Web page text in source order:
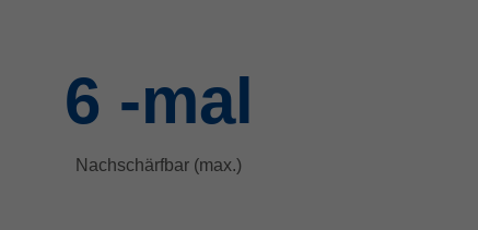
6 -mal
Nachschärfbar (max.)